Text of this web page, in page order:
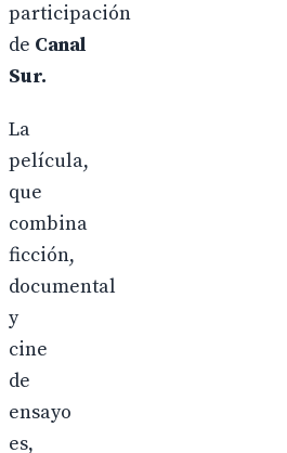
participación
de Canal
Sur.
La
película,
que
combina
ficción,
documental
y
cine
de
ensayo
es,